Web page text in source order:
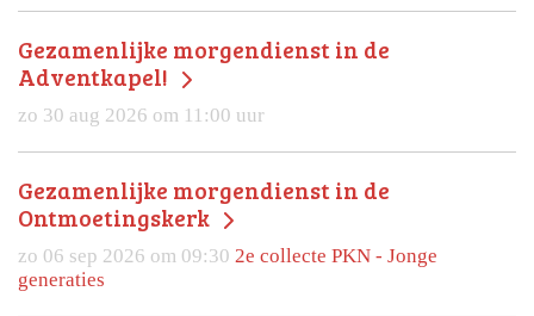
Gezamenlijke morgendienst in de
Adventkapel!
zo 30 aug 2026 om 11:00 uur
Gezamenlijke morgendienst in de
Ontmoetingskerk
zo 06 sep 2026 om 09:30 2e collecte PKN - Jonge
generaties